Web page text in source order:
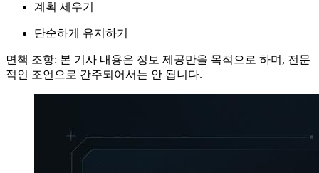
계획 세우기
단순하게 유지하기
면책 조항: 본 기사 내용은 정보 제공만을 목적으로 하며, 전문
적인 조언으로 간주되어서는 안 됩니다.